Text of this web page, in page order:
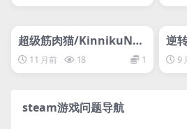
网盘下载游戏
超级筋肉猫/KinnikuNek
o: SUPER MUSCLE CAT
11 月前 18 1
逆
选
ce
9
steam游戏问题导航